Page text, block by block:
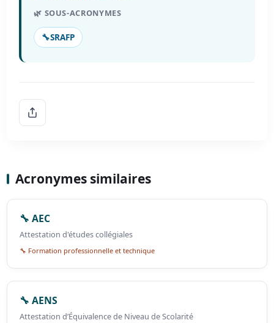
🌿 SOUS-ACRONYMES
🔧SRAFP
Acronymes similaires
🔧 AEC
Attestation d'études collégiales
🔧 Formation professionnelle et technique
🔧 AENS
Attestation d’Équivalence de Niveau de Scolarité